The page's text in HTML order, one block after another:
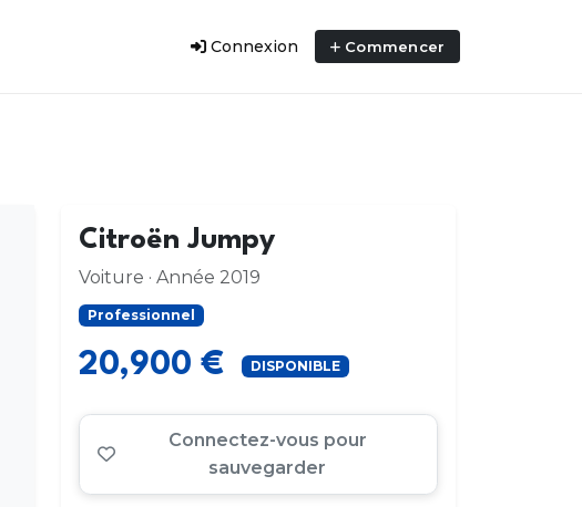
Connexion Commencer
Citroën Jumpy
Voiture · Année 2019
Professionnel
20,900 € DISPONIBLE
Connectez-vous pour
sauvegarder